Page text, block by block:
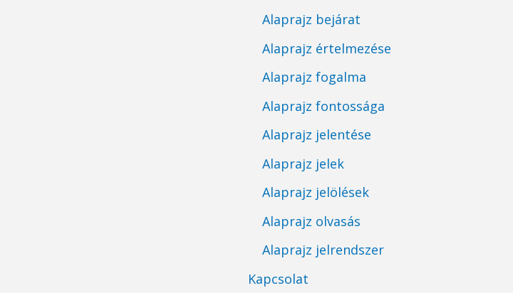
Alaprajz bejárat
Alaprajz értelmezése
Alaprajz fogalma
Alaprajz fontossága
Alaprajz jelentése
Alaprajz jelek
Alaprajz jelölések
Alaprajz olvasás
Alaprajz jelrendszer
Kapcsolat